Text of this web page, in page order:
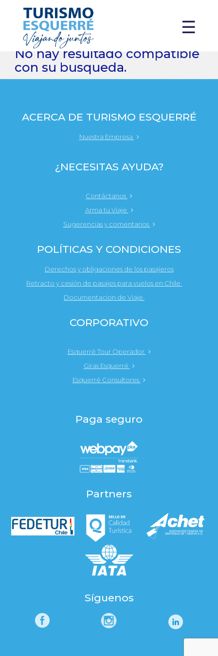
☰
X
No hay resultado compatible
con su busqueda.
ACERCA DE TURISMO ESQUERRÉ
Nuestra Empresa
¿NECESITAS AYUDA?
Contáctanos
Arma tu Viaje
Sugerencias y comentarios
POLÍTICAS Y CONDICIONES
Derechos y obligaciones de los pasajeros
Retracto y cesión de pasajes para vuelos en Chile
Documentacion de Viaje
CORPORATIVO
Esquerré Tour Operador
Giras Esquerré
Esquerré Consultores
Paga seguro
Partners
Síguenos